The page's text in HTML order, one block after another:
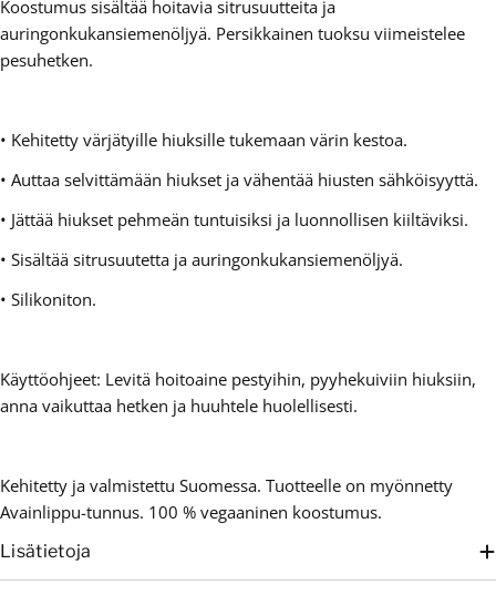
Koostumus sisältää hoitavia sitrusuutteita ja
auringonkukansiemenöljyä. Persikkainen tuoksu viimeistelee
pesuhetken.
• Kehitetty värjätyille hiuksille tukemaan värin kestoa.
• Auttaa selvittämään hiukset ja vähentää hiusten sähköisyyttä.
• Jättää hiukset pehmeän tuntuisiksi ja luonnollisen kiiltäviksi.
• Sisältää sitrusuutetta ja auringonkukansiemenöljyä.
• Silikoniton.
Käyttöohjeet: Levitä hoitoaine pestyihin, pyyhekuiviin hiuksiin,
anna vaikuttaa hetken ja huuhtele huolellisesti.
Kehitetty ja valmistettu Suomessa. Tuotteelle on myönnetty
Avainlippu-tunnus. 100 % vegaaninen koostumus.
Lisätietoja